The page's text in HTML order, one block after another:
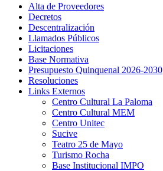
Alta de Proveedores
Decretos
Descentralización
Llamados Públicos
Licitaciones
Base Normativa
Presupuesto Quinquenal 2026-2030
Resoluciones
Links Externos
Centro Cultural La Paloma
Centro Cultural MEM
Centro Unitec
Sucive
Teatro 25 de Mayo
Turismo Rocha
Base Institucional IMPO